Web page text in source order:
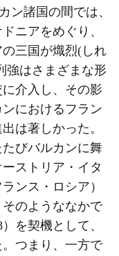
ン諸国の間では、
ニアをめぐり、
三国が熾烈(しれ
強はさまざまな形
介入し、その影
におけるフラン
は著しかった。
びバルカンに舞
ストリア・イタ
ンス・ロシア）
のようななかで
を契機として、
つまり、一方で